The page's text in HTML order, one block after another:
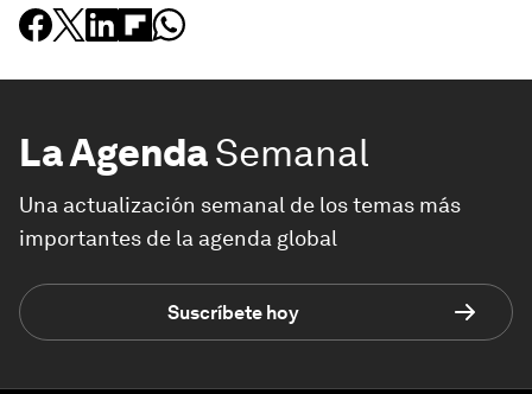
La AgendaSemanal
Una actualización semanal de los temas más
importantes de la agenda global
Suscríbete hoy